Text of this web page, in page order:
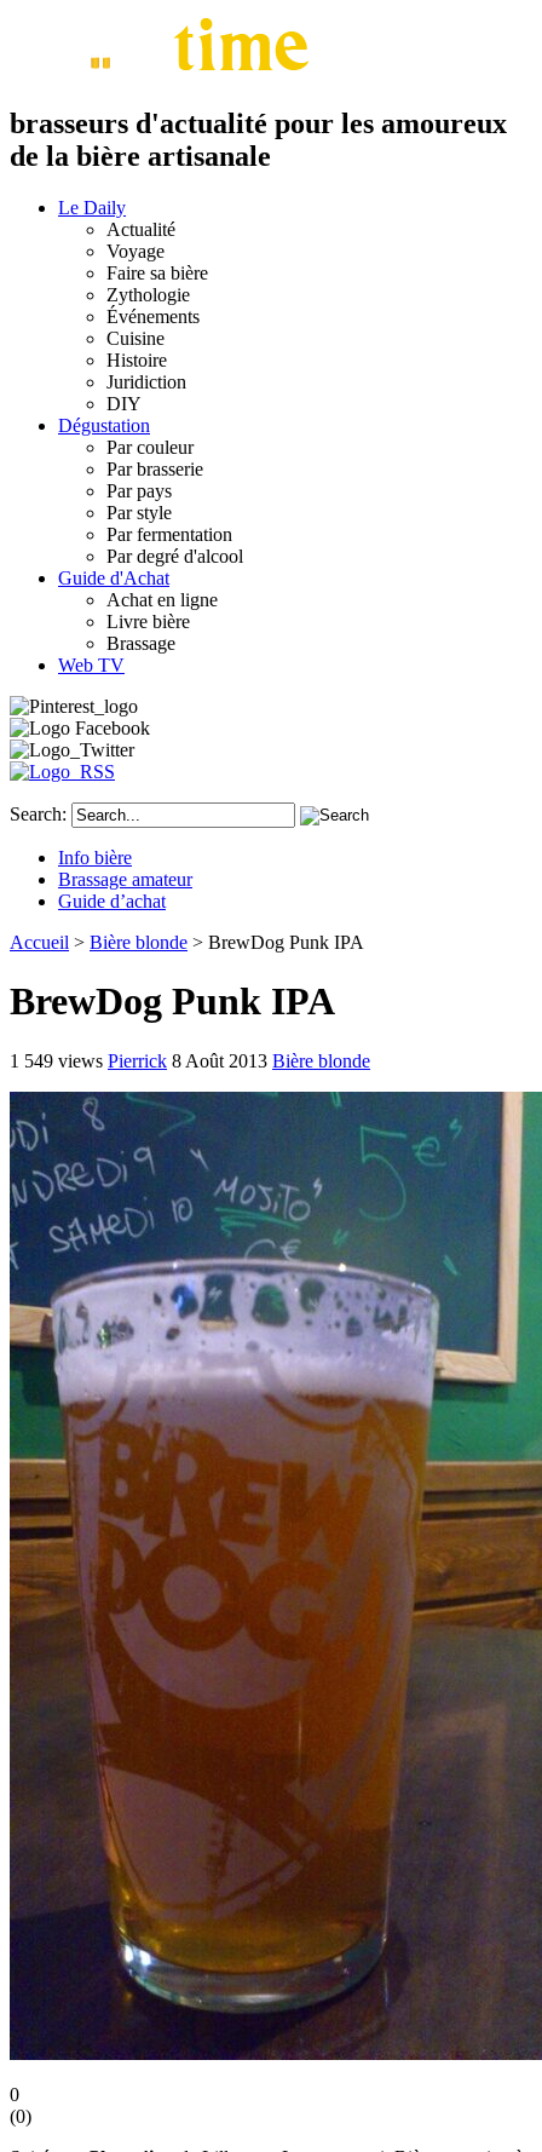
brasseurs d'actualité pour les amoureux
de la bière artisanale
Le Daily
Actualité
Voyage
Faire sa bière
Zythologie
Événements
Cuisine
Histoire
Juridiction
DIY
Dégustation
Par couleur
Par brasserie
Par pays
Par style
Par fermentation
Par degré d'alcool
Guide d'Achat
Achat en ligne
Livre bière
Brassage
Web TV
Search:
Info bière
Brassage amateur
Guide d’achat
Accueil > Bière blonde > BrewDog Punk IPA
BrewDog Punk IPA
1 549 views Pierrick 8 Août 2013 Bière blonde
0
(0)